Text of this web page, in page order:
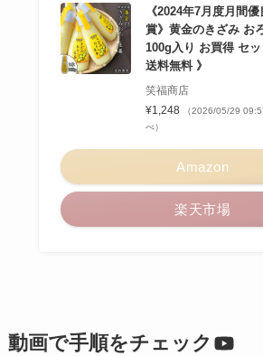
《2024年7月度月間
賞》黄金のきざみ お
100g入り お買得 セ
送料無料 》
笑福商店
¥1,248
（2026/05/29
べ）
Amazon
楽天市場
動画で手順をチェック